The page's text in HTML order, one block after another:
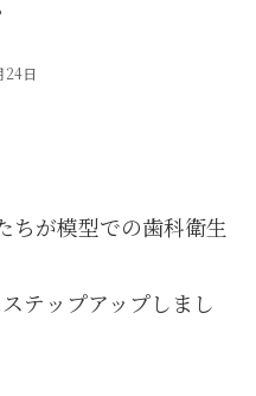
24日
ちが模型での歯科衛生
テップアップしまし